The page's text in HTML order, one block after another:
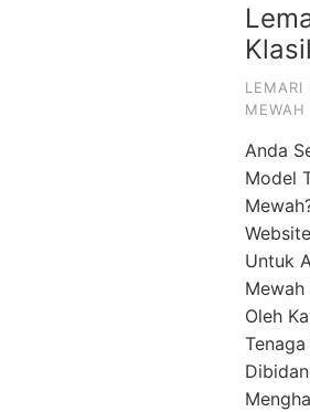
LEMARI
MEWAH
Anda
Model
Untuk
Mewah
Oleh